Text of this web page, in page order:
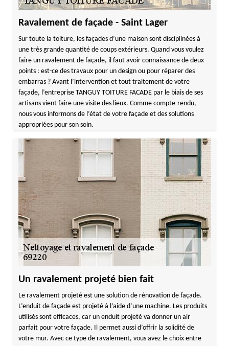
Ravalement de façade - Saint Lager
Sur toute la toiture, les façades d’une maison sont disciplinées à
une très grande quantité de coups extérieurs. Quand vous voulez
faire un ravalement de façade, il faut avoir connaissance de deux
points : est-ce des travaux pour un design ou pour réparer des
embarras ? Avant l’intervention et tout traitement de votre
façade, l’entreprise TANGUY TOITURE FACADE par le biais de ses
artisans vient faire une visite des lieux. Comme compte-rendu,
nous vous informons de l’état de votre façade et des solutions
appropriées pour son soin.
Un ravalement projeté bien fait
Le ravalement projeté est une solution de rénovation de façade.
L’enduit de façade est projeté à l’aide d’une machine. Les produits
utilisés sont efficaces, car un enduit projeté va donner un air
parfait pour votre façade. Il permet aussi d’offrir la solidité de
votre mur. Avec ce type de ravalement, vous avez le choix entre